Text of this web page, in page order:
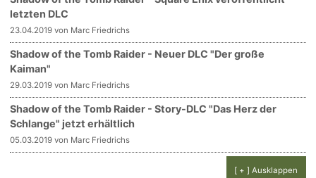
letzten DLC
23.04.2019 von Marc Friedrichs
Shadow of the Tomb Raider - Neuer DLC "Der große
Kaiman"
29.03.2019 von Marc Friedrichs
Shadow of the Tomb Raider - Story-DLC "Das Herz der
Schlange" jetzt erhältlich
05.03.2019 von Marc Friedrichs
[ + ] Ausklappen